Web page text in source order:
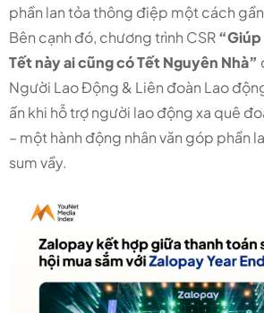
phần lan tỏa thông điệp một cách
Bên cạnh đó, chương trình CSR“Giúp
Tết này ai cũng có Tết Nguyên Nhà”
Người Lao Động & Liên đoàn Lao
ấn khi hỗ trợ người lao động xa quê
– một hành động nhân văn góp phần
sum vầy.